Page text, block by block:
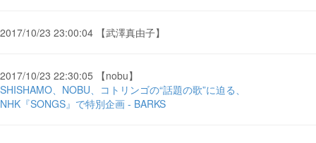
2017/10/23 23:00:04 【武澤真由子】
2017/10/23 22:30:05 【nobu】
SHISHAMO、NOBU、コトリンゴの“話題の歌”に迫る、
NHK『SONGS』で特別企画 - BARKS